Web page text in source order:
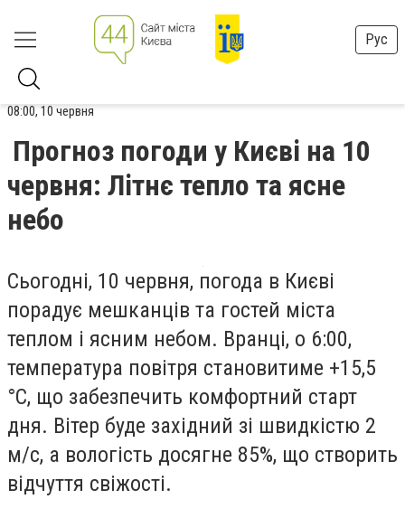
Рус
08:00, 10 червня
Прогноз погоди у Києві на 10
червня: Літнє тепло та ясне
небо
Сьогодні, 10 червня, погода в Києві
порадує мешканців та гостей міста
теплом і ясним небом. Вранці, о 6:00,
температура повітря становитиме +15,5
°С, що забезпечить комфортний старт
дня. Вітер буде західний зі швидкістю 2
м/с, а вологість досягне 85%, що створить
відчуття свіжості.